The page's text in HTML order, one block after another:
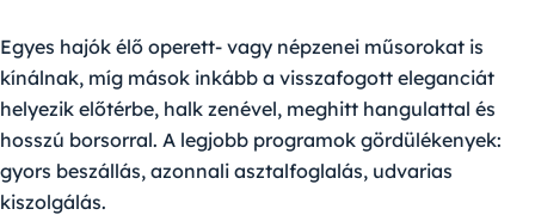
Egyes hajók élő operett- vagy népzenei műsorokat is
kínálnak, míg mások inkább a visszafogott eleganciát
helyezik előtérbe, halk zenével, meghitt hangulattal és
hosszú borsorral. A legjobb programok gördülékenyek:
gyors beszállás, azonnali asztalfoglalás, udvarias
kiszolgálás.